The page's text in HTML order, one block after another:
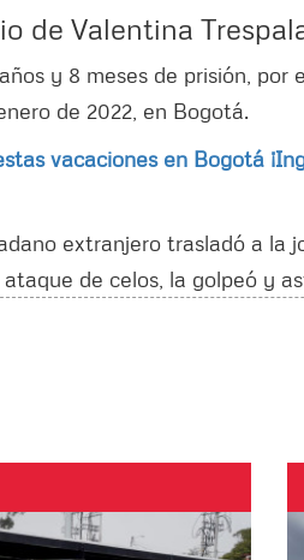
de Valentina
y 8 meses de prisión, por
de 2022, en Bogotá.
vacaciones en Bogotá
extranjero trasladó a la
de celos, la golpeó y